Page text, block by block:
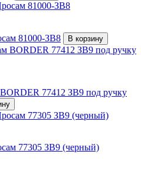
81000-ЗВ8
В корзину
77412 ЗВ9 под ручку
77305 ЗВ9 (черный)